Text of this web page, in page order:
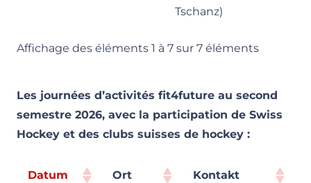
Tschanz)
Affichage des éléments 1 à 7 sur 7 éléments
Les journées d’activités fit4future au second
semestre 2026, avec la participation de Swiss
Hockey et des clubs suisses de hockey :
Datum Ort Kontakt